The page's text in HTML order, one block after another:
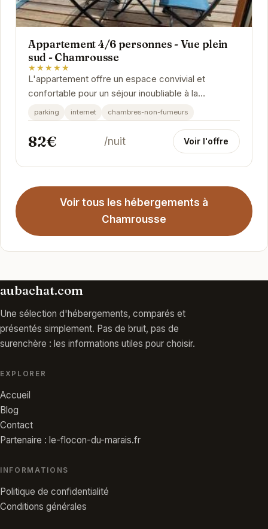
Appartement 4/6 personnes - Vue plein
sud - Chamrousse
★★★★★
L'appartement offre un espace convivial et
confortable pour un séjour inoubliable à la
montagne.
parking internet chambres-non-fumeurs
82€ /nuit Voir l'offre
Voir tous les hébergements à
Chamrousse
aubachat.com
Une sélection d'hébergements, comparés et
présentés simplement. Pas de bruit, pas de
surenchère : les informations utiles pour choisir.
EXPLORER
Accueil
Blog
Contact
Partenaire : le-flocon-du-marais.fr
INFORMATIONS
Politique de confidentialité
Conditions générales